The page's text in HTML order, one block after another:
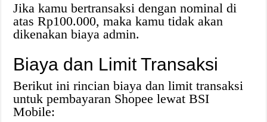
Jika kamu bertransaksi dengan nominal di
atas Rp100.000, maka kamu tidak akan
dikenakan biaya admin.
Biaya dan Limit Transaksi
Berikut ini rincian biaya dan limit transaksi
untuk pembayaran Shopee lewat BSI
Mobile: